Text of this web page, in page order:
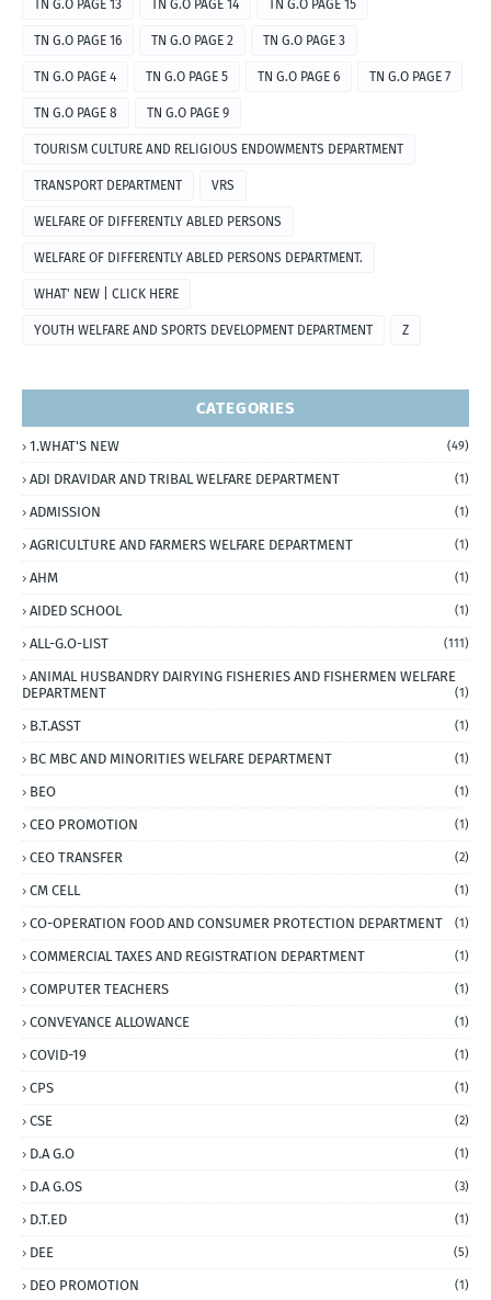
TN G.O PAGE 13 TN G.O PAGE 14 TN G.O PAGE 15
TN G.O PAGE 16 TN G.O PAGE 2 TN G.O PAGE 3
TN G.O PAGE 4 TN G.O PAGE 5 TN G.O PAGE 6 TN G.O PAGE 7
TN G.O PAGE 8 TN G.O PAGE 9
TOURISM CULTURE AND RELIGIOUS ENDOWMENTS DEPARTMENT
TRANSPORT DEPARTMENT VRS
WELFARE OF DIFFERENTLY ABLED PERSONS
WELFARE OF DIFFERENTLY ABLED PERSONS DEPARTMENT.
WHAT' NEW | CLICK HERE
YOUTH WELFARE AND SPORTS DEVELOPMENT DEPARTMENT Z
CATEGORIES
1.WHAT'S NEW (49)
ADI DRAVIDAR AND TRIBAL WELFARE DEPARTMENT (1)
ADMISSION (1)
AGRICULTURE AND FARMERS WELFARE DEPARTMENT (1)
AHM (1)
AIDED SCHOOL (1)
ALL-G.O-LIST (111)
ANIMAL HUSBANDRY DAIRYING FISHERIES AND FISHERMEN WELFARE
DEPARTMENT
(1)
B.T.ASST (1)
BC MBC AND MINORITIES WELFARE DEPARTMENT (1)
BEO (1)
CEO PROMOTION (1)
CEO TRANSFER (2)
CM CELL (1)
CO-OPERATION FOOD AND CONSUMER PROTECTION DEPARTMENT (1)
COMMERCIAL TAXES AND REGISTRATION DEPARTMENT (1)
COMPUTER TEACHERS (1)
CONVEYANCE ALLOWANCE (1)
COVID-19 (1)
CPS (1)
CSE (2)
D.A G.O (1)
D.A G.OS (3)
D.T.ED (1)
DEE (5)
DEO PROMOTION (1)